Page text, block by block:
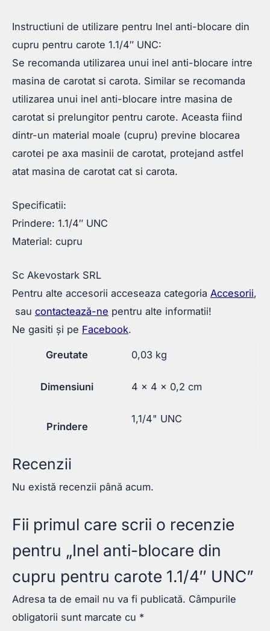
Instructiuni de utilizare pentru Inel anti-blocare din
cupru pentru carote 1.1/4″ UNC:
Se recomanda utilizarea unui inel anti-blocare intre
masina de carotat si carota. Similar se recomanda
utilizarea unui inel anti-blocare intre masina de
carotat si prelungitor pentru carote. Aceasta fiind
dintr-un material moale (cupru) previne blocarea
carotei pe axa masinii de carotat, protejand astfel
atat masina de carotat cat si carota.
Specificatii:
Prindere: 1.1/4″ UNC
Material: cupru
Sc Akevostark SRL
Pentru alte accesorii acceseaza categoria Accesorii,
sau contactează-ne pentru alte informatii!
Ne gasiti și pe Facebook.
Greutate 0,03 kg
Dimensiuni 4 × 4 × 0,2 cm
Prindere
1,1/4" UNC
Recenzii
Nu există recenzii până acum.
Fii primul care scrii o recenzie
pentru „Inel anti-blocare din
cupru pentru carote 1.1/4″ UNC”
Adresa ta de email nu va fi publicată. Câmpurile
obligatorii sunt marcate cu *